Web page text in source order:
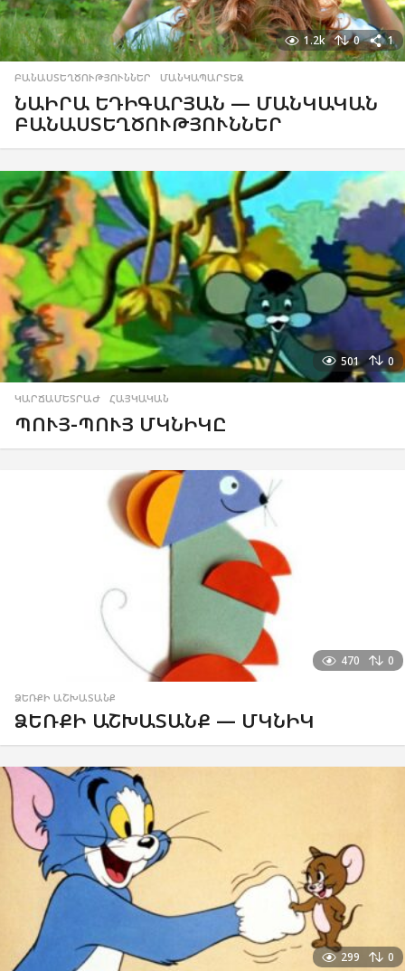
1.2k 0 1
ԲԱՆԱՍՏԵՂԾՈՒԹՅՈՒՆՆԵՐ ,ՄԱՆԿԱՊԱՐՏԵԶ
ՆԱԻՐԱ ԵԴԻԳԱՐՅԱՆ — ՄԱՆԿԱԿԱՆ
ԲԱՆԱՍՏԵՂԾՈՒԹՅՈՒՆՆԵՐ
501 0
ԿԱՐՃԱՄԵՏՐԱԺ ,ՀԱՅԿԱԿԱՆ
ՊՈՒՅ-ՊՈՒՅ ՄԿՆԻԿԸ
470 0
ՁԵՌՔԻ ԱՇԽԱՏԱՆՔ
ՁԵՌՔԻ ԱՇԽԱՏԱՆՔ — ՄԿՆԻԿ
299 0